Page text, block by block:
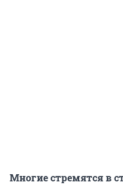
Многие стремятся в